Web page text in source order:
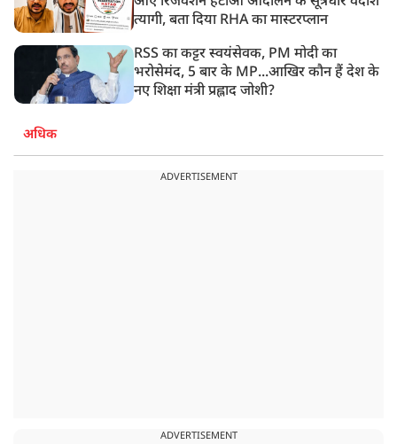
त्यागी, बता दिया RHA का मास्टरप्लान
RSS का कट्टर स्वयंसेवक, PM मोदी का
भरोसेमंद, 5 बार के MP...आखिर कौन हैं देश के
नए शिक्षा मंत्री प्रह्लाद जोशी?
अधिक
ADVERTISEMENT
ADVERTISEMENT